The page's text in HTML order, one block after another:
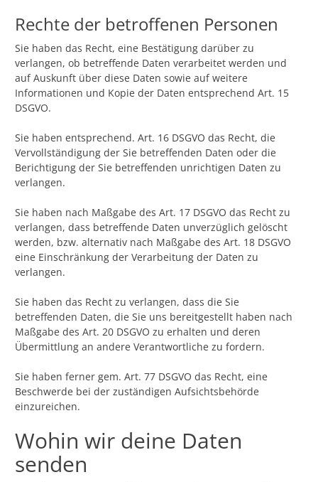
Rechte der betroffenen Personen
Sie haben das Recht, eine Bestätigung darüber zu
verlangen, ob betreffende Daten verarbeitet werden und
auf Auskunft über diese Daten sowie auf weitere
Informationen und Kopie der Daten entsprechend Art. 15
DSGVO.
Sie haben entsprechend. Art. 16 DSGVO das Recht, die
Vervollständigung der Sie betreffenden Daten oder die
Berichtigung der Sie betreffenden unrichtigen Daten zu
verlangen.
Sie haben nach Maßgabe des Art. 17 DSGVO das Recht zu
verlangen, dass betreffende Daten unverzüglich gelöscht
werden, bzw. alternativ nach Maßgabe des Art. 18 DSGVO
eine Einschränkung der Verarbeitung der Daten zu
verlangen.
Sie haben das Recht zu verlangen, dass die Sie
betreffenden Daten, die Sie uns bereitgestellt haben nach
Maßgabe des Art. 20 DSGVO zu erhalten und deren
Übermittlung an andere Verantwortliche zu fordern.
Sie haben ferner gem. Art. 77 DSGVO das Recht, eine
Beschwerde bei der zuständigen Aufsichtsbehörde
einzureichen.
Wohin wir deine Daten
senden